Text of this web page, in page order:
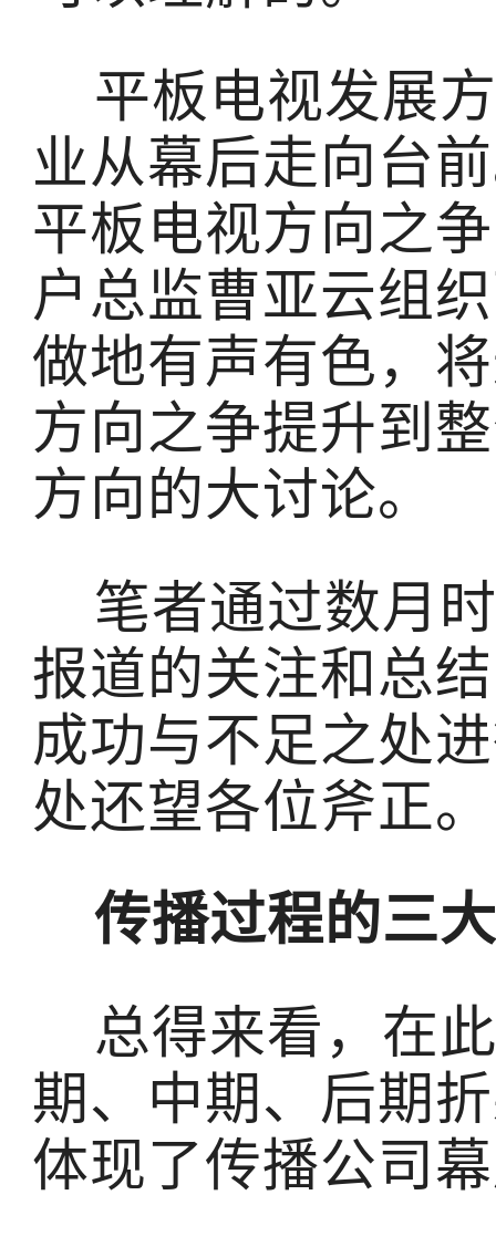
平板电视发展
业从幕后走向台
平板电视方向之
户总监曹亚云组
做地有声有色，
方向之争提升到
方向的大讨论。
笔者通过数月
报道的关注和总
成功与不足之处
处还望各位斧
传播过程的三
总得来看，在
期、中期、后期
体现了传播公司